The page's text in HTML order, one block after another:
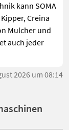
kann SOMA
Creina
Mulcher und
auch jeder
2026 um 08:14